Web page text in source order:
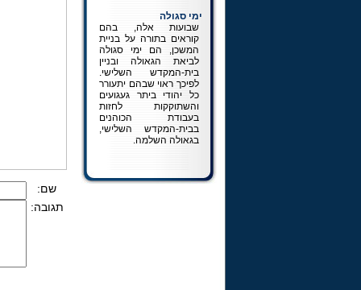
ימי סגולה
שבועות אלה, בהם
קוראים בתורה על בניית
המשכן, הם ימי סגולה
לביאת הגאולה ובניין
בית-המקדש השלישי.
לפיכך ראוי שבהם יתעורר
כל יהודי ביתר געגועים
והשתוקקות לחזות
בעבודת הכוהנים
בבית-המקדש השלישי,
בגאולה השלמה.
שם:
תגובה: